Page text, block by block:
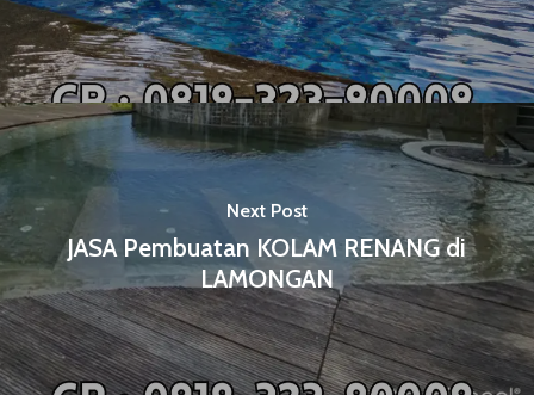
Next Post
JASA Pembuatan KOLAM RENANG di
LAMONGAN